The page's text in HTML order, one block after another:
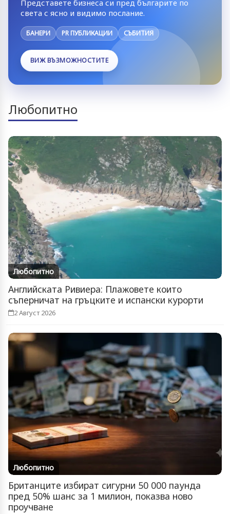
Представете бизнеса си пред българите по
света с ясно и видимо послание.
БАНЕРИ PR ПУБЛИКАЦИИ СЪБИТИЯ
ВИЖ ВЪЗМОЖНОСТИТЕ
Любопитно
Любопитно
Английската Ривиера: Плажовете които
съперничат на гръцките и испански курорти
2 Август 2026
Любопитно
Британците избират сигурни 50 000 паунда
пред 50% шанс за 1 милион, показва ново
проучване